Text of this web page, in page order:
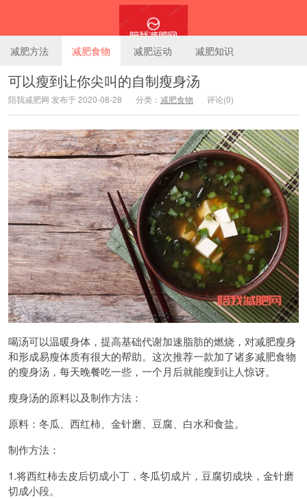
陪我减肥网
减肥方法 减肥食物 减肥运动 减肥知识
可以瘦到让你尖叫的自制瘦身汤
陪我减肥网 发布于 2020-08-28 分类： 减肥食物 评论(0)
喝汤可以温暖身体，提高基础代谢加速脂肪的燃烧，对减肥瘦身
和形成易瘦体质有很大的帮助。这次推荐一款加了诸多减肥食物
的瘦身汤，每天晚餐吃一些，一个月后就能瘦到让人惊讶。
瘦身汤的原料以及制作方法：
原料：冬瓜、西红柿、金针磨、豆腐、白水和食盐。
制作方法：
1.将西红柿去皮后切成小丁，冬瓜切成片，豆腐切成块，金针磨
切成小段。